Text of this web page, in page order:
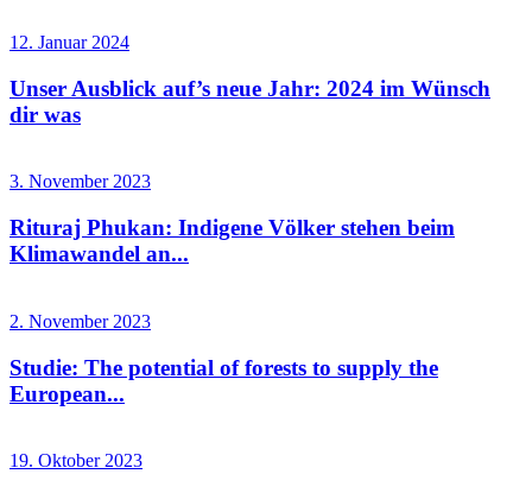
12. Januar 2024
Unser Ausblick auf’s neue Jahr: 2024 im Wünsch
dir was
3. November 2023
Rituraj Phukan: Indigene Völker stehen beim
Klimawandel an...
2. November 2023
Studie: The potential of forests to supply the
European...
19. Oktober 2023